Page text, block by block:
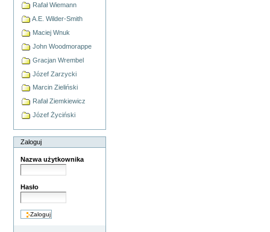
Rafał Wiemann
A.E. Wilder-Smith
Maciej Wnuk
John Woodmorappe
Gracjan Wrembel
Józef Zarzycki
Marcin Zieliński
Rafał Ziemkiewicz
Józef Życiński
Zaloguj
Nazwa użytkownika
Hasło